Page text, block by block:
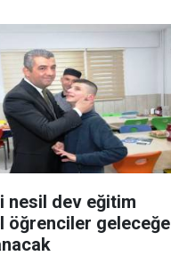
nesil dev eğitim
öğrenciler geleceğe